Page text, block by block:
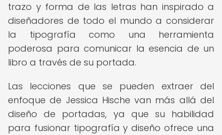
trazo y forma de las letras han inspirado a
diseñadores de todo el mundo a considerar
la tipografía como una herramienta
poderosa para comunicar la esencia de un
libro a través de su portada.
Las lecciones que se pueden extraer del
enfoque de Jessica Hische van más allá del
diseño de portadas, ya que su habilidad
para fusionar tipografía y diseño ofrece una